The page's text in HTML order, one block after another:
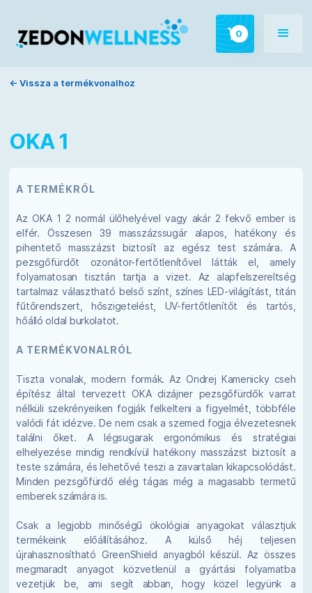
0
← Vissza a termékvonalhoz
OKA 1
A TERMÉKRŐL
Az OKA 1 2 normál ülőhelyével vagy akár 2 fekvő ember is
elfér. Összesen 39 masszázssugár alapos, hatékony és
pihentető masszázst biztosít az egész test számára. A
pezsgőfürdőt ozonátor-fertőtlenítővel látták el, amely
folyamatosan tisztán tartja a vizet. Az alapfelszereltség
tartalmaz választható belső színt, színes LED-világítást, titán
fűtőrendszert, hőszigetelést, UV-fertőtlenítőt és tartós,
hőálló oldal burkolatot.
A TERMÉKVONALRÓL
Tiszta vonalak, modern formák. Az Ondrej Kamenicky cseh
építész által tervezett OKA dizájner pezsgőfürdők varrat
nélküli szekrényeiken fogják felkelteni a figyelmét, többféle
valódi fát idézve. De nem csak a szemed fogja élvezetesnek
találni őket. A légsugarak ergonómikus és stratégiai
elhelyezése mindig rendkívül hatékony masszázst biztosít a
teste számára, és lehetővé teszi a zavartalan kikapcsolódást.
Minden pezsgőfürdő elég tágas még a magasabb termetű
emberek számára is.
Csak a legjobb minőségű ökológiai anyagokat választjuk
termékeink előállításához. A külső héj teljesen
újrahasznosítható GreenShield anyagból készül. Az összes
megmaradt anyagot közvetlenül a gyártási folyamatba
vezetjük be, ami segít abban, hogy közel legyünk a